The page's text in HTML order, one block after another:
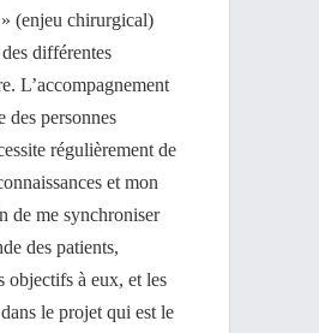
(enjeu chirurgical)
différentes
L’accompagnement
des personnes
régulièrement de
et mon
de me synchroniser
des patients,
objectifs à eux, et les
le projet qui est le